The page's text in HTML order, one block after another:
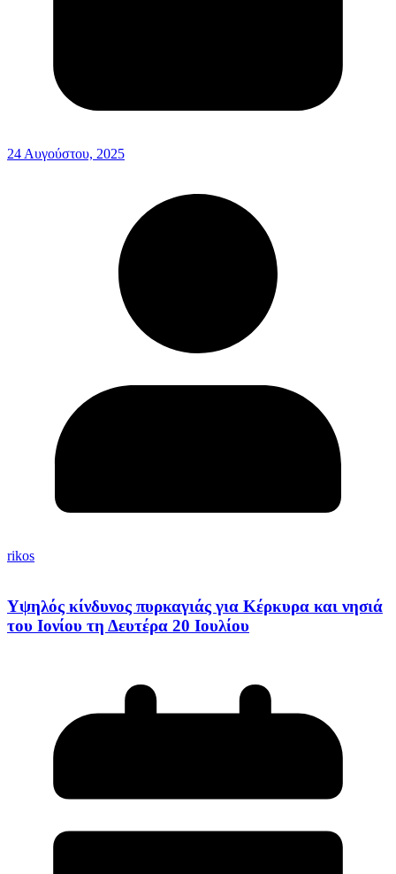
24 Αυγούστου, 2025
rikos
Υψηλός κίνδυνος πυρκαγιάς για Κέρκυρα και νησιά
του Ιονίου τη Δευτέρα 20 Ιουλίου